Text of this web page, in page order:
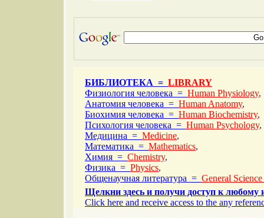
БИБЛИОТЕКА = LIBRARY
Физиология человека = Human Physiology,
Анатомия человека = Human Anatomy,
Биохимия человека = Human Biochemistry,
Психология человека = Human Psychology,
Медицина = Medicine,
Математика = Mathematics,
Химия = Chemistry,
Физика = Physics,
Общенаучная литература = General
Щелкни здесь и получи доступ к любому
Click here and receive access to the any